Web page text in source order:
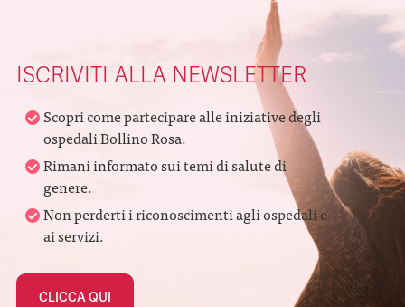
ISCRIVITI ALLA NEWSLETTER
Scopri come partecipare alle iniziative degli
ospedali Bollino Rosa.
Rimani informato sui temi di salute di
genere.
Non perderti i riconoscimenti agli ospedali e
ai servizi.
CLICCA QUI